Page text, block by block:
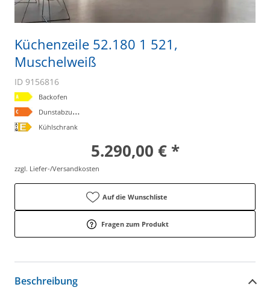
Küchenzeile 52.180 1 521,
Muschelweiß
ID 9156816
Backofen
D
unstabzugshaube
Kühlschrank
5.290,00 € *
zzgl. Liefer-/Versandkosten
Auf die Wunschliste
Fragen zum Produkt
Beschreibung